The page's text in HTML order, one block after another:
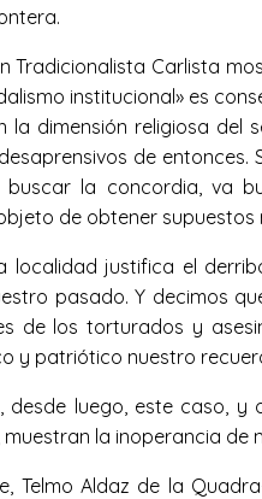
Tradicionalista Carlista
institucional» es
la dimensión religiosa del
de
buscar la concordia, va
de obtener
localidad justifica el
pasado. Y decimos
de los torturados y
y patriótico nuestro
desde luego, este caso,
la inoperancia de
Telmo Aldaz de la